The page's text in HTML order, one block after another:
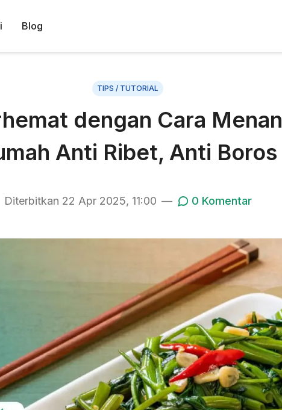
Blog
TIPS / TUTORIAL
dengan Cara
Anti Ribet, Anti Boros
Diterbitkan 22 Apr 2025, 11:00 — 0 Komentar